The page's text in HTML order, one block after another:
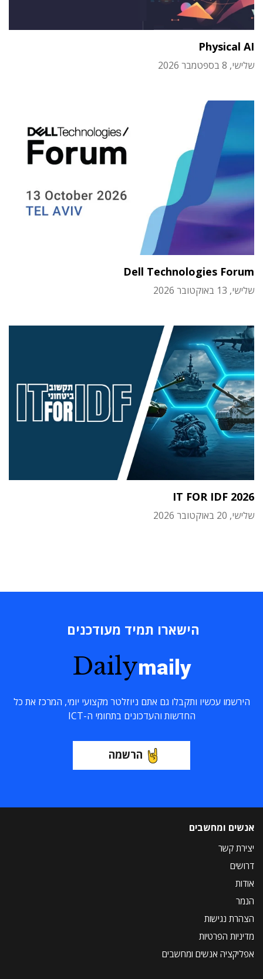
Physical AI
שלישי, 8 בספטמבר 2026
Dell Technologies Forum
שלישי, 13 באוקטובר 2026
IT FOR IDF 2026
שלישי, 20 באוקטובר 2026
הישארו תמיד מעודכנים
Dailymaily
הירשמו עכשיו ותקבלו גם אתם ניוזלטר מקצועי יומי, המרכז את כל
החדשות והעדכונים בתחומי ה-ICT
הרשמה
אנשים ומחשבים
יצירת קשר
דרושים
אודות
הנמר
הצהרת נגישות
מדיניות הפרטיות
אפליקציה אנשים ומחשבים